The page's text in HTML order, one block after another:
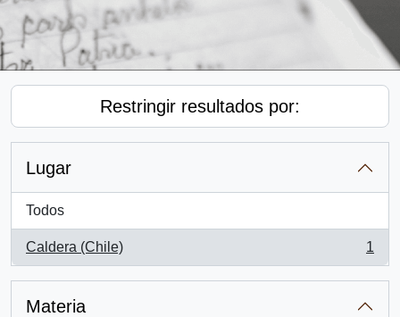
Restringir resultados por:
Lugar
Todos
Caldera (Chile)
, 1 resultados
1
Materia